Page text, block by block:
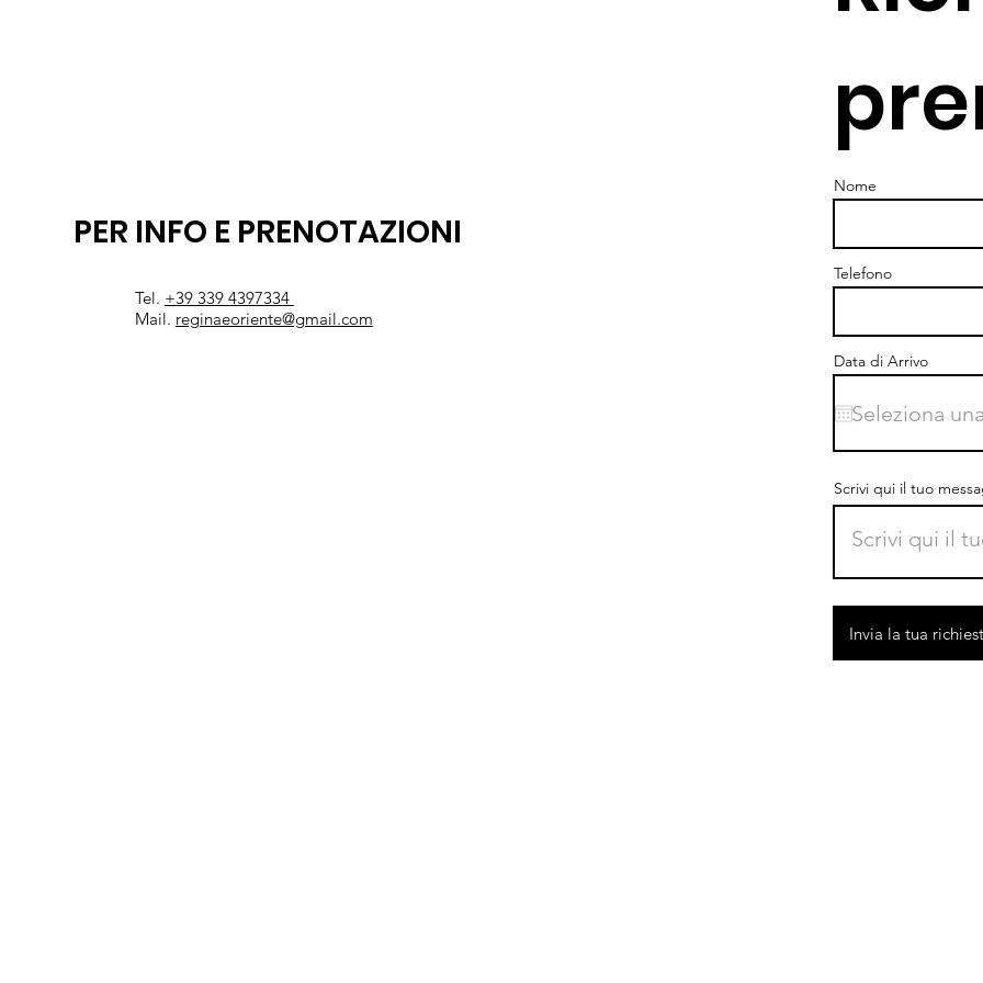
Invia la tua
Nome
Telefono
Scrivi qui il tuo
Data di Arrivo
PER INFO E PRENOTAZIONI
Tel. +39 339 4397334
Mail. reginaeoriente@gmail.com